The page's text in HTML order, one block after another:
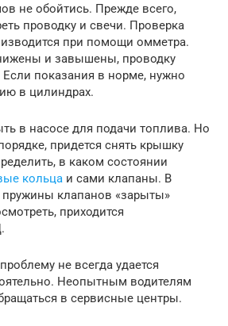
не обойтись. Прежде всего,
проводку и свечи. Проверка
при помощи омметра.
и завышены, проводку
Если показания в норме, нужно
в цилиндрах.
в насосе для подачи топлива. Но
придется снять крышку
в каком состоянии
кольца и сами клапаны. В
пружины клапанов «зарыты»
приходится
не всегда удается
Неопытным водителям
в сервисные центры.